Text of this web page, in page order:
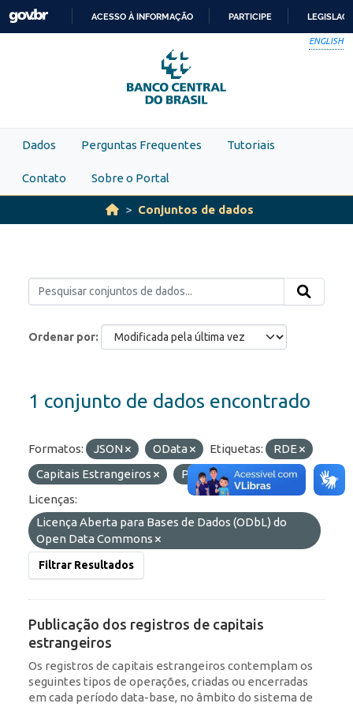
Skip to main content
PARA
O
CONTEÚDO
ACESSO À INFORMAÇÃO PARTICIPE
ENGLISH
Dados Perguntas Frequentes Tutoriais
Contato Sobre o Portal
Conjuntos de dados
Ordenar por
1 conjunto de dados encontrado
Formatos: JSON OData Etiquetas:
RDE
Capitais Estrangeiros
Portfólio
ROF
Licenças:
Licença Aberta para Bases de Dados (ODbL) do
Open Data Commons
Filtrar Resultados
Publicação dos registros de capitais
estrangeiros
Os registros de capitais estrangeiros contemplam os
seguintes tipos de operações, criadas ou encerradas
em cada período data-base, no âmbito do sistema de